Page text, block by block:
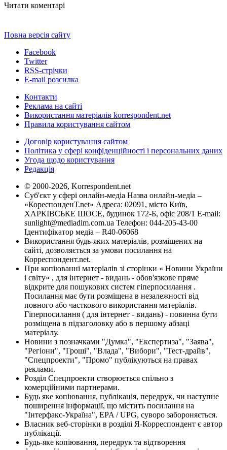
Читати коментарі
Повна версія сайту
Facebook
Twitter
RSS-стрічки
E-mail розсилка
Контакти
Реклама на сайті
Використання матеріалів korrespondent.net
Правила користування сайтом
Договір користування сайтом
Політика у сфері конфіденційності і персональних даних
Угода щодо користування
Редакція
© 2000-2026, Korrespondent.net
Суб'єкт у сфері онлайн-медіа Назва онлайн-медіа –
«КореспонденТ.net» Адреса: 02091, місто Київ,
ХАРКІВСЬКЕ ШОСЕ, будинок 172-Б, офіс 208/1 E-mail:
sunlight@mediadim.com.ua Телефон: 044-205-43-00
Ідентифікатор медіа – R40-06068
Використання будь-яких матеріалів, розміщених на
сайті, дозволяється за умови посилання на
Корреспондент.net.
При копіюванні матеріалів зі сторінки « Новини України
і світу» , для інтернет - видань - обов'язкове пряме
відкрите для пошукових систем гіперпосилання .
Посилання має бути розміщена в незалежності від
повного або часткового використання матеріалів.
Гіперпосилання ( для інтернет - видань) - повинна бути
розміщена в підзаголовку або в першому абзаці
матеріалу.
Новини з позначками "Думка", "Експертиза", "Заява",
"Регіони", "Гроші", "Влада", "Вибори", "Тест-драйв",
"Спецпроекти", "Промо" публікуються на правах
реклами.
Розділ Спецпроекти створюється спільно з
комерційними партнерами.
Будь яке копіювання, публікація, передрук, чи наступне
поширення інформації, що містить посилання на
"Інтерфакс-Україна", EPA / UPG, суворо забороняється.
Власник веб-сторінки в розділі Я-Корреспондент є автор
публікації.
Будь-яке копіювання, передрук та відтворення